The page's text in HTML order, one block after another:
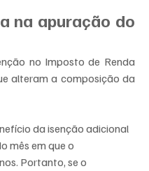
na apuração do
no Imposto de Renda
alteram a composição da
da isenção adicional
mês em que o
Portanto, se o